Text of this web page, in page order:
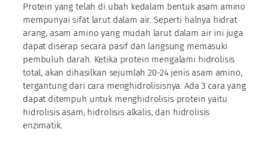
Protein yang telah di ubah kedalam bentuk asam amino
mempunyai sifat larut dalam air. Seperti halnya hidrat
arang, asam amino yang mudah larut dalam air ini juga
dapat diserap secara pasif dan langsung memasuki
pembuluh darah. Ketika protein mengalami hidrolisis
total, akan dihasilkan sejumlah 20-24 jenis asam amino,
tergantung dari cara menghidrolisisnya. Ada 3 cara yang
dapat ditempuh untuk menghidrolisis protein yaitu
hidrolisis asam, hidrolisis alkalis, dan hidrolisis
enzimatik.